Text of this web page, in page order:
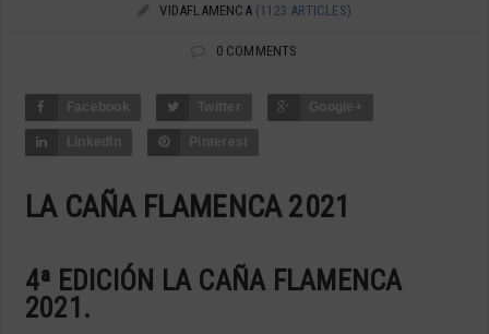
VIDAFLAMENCA (1123 ARTICLES)
0 COMMENTS
Facebook Twitter Google+
LinkedIn Pinterest
LA CAÑA FLAMENCA 2021
4ª EDICIÓN LA CAÑA FLAMENCA
2021.